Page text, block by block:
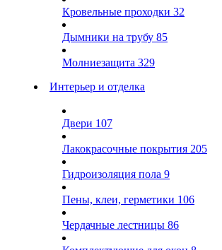
Кровельные проходки 32
Дымники на трубу 85
Молниезащита 329
Интерьер и отделка
Двери 107
Лакокрасочные покрытия 205
Гидроизоляция пола 9
Пены, клеи, герметики 106
Чердачные лестницы 86